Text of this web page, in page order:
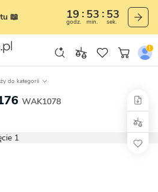
📖 19
godz.
53
min.
51
sek.
do kategorii
WAK1078